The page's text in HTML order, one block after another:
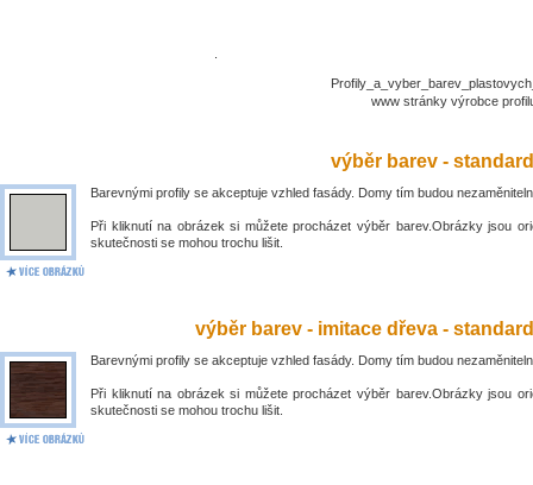
www stránky výrobce
výběr barev -
Barevnými profily se akceptuje vzhled fasády. Domy tím budou
Při kliknutí na obrázek si můžete procházet výběr barev.Obrázky jsou
skutečnosti se mohou trochu lišit.
výběr barev - imitace dřeva -
Barevnými profily se akceptuje vzhled fasády. Domy tím budou
Při kliknutí na obrázek si můžete procházet výběr barev.Obrázky jsou
skutečnosti se mohou trochu lišit.